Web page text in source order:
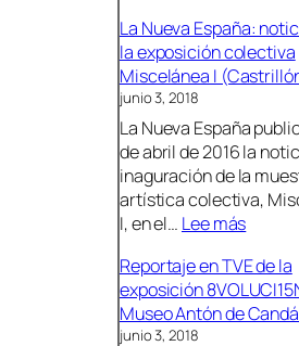
x
p
o
i
c
i
ó
<
L
a
La Nueva España:
la exposición colectiva
Miscelánea I
junio 3, 2018
La Nueva España
de abril de 2016 la
inaguración de la
artística colectiva,
I, en el… Lee más:
a
N
u
Reportaje en TVE de la
exposición
Museo Antón de
junio 3, 2018